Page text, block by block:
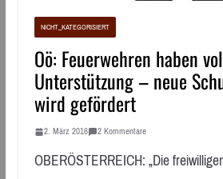
NICHT_KATEGORISIERT
Oö: Feuerwehren haben
Unterstützung – neue
wird gefördert
2. März 2016 2 Kommentare
OBERÖSTERREICH: „Die